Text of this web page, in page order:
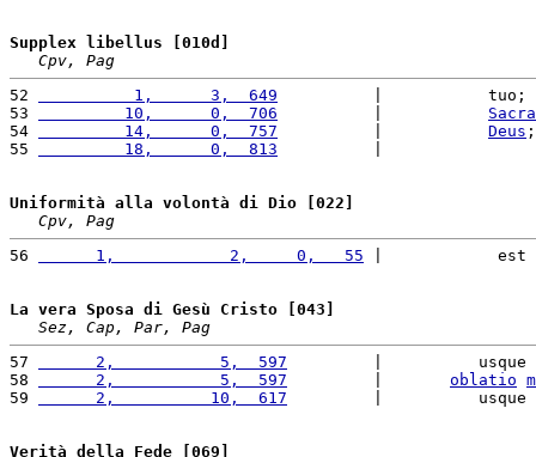
Supplex libellus [010d]
Cpv, Pag
52
          1,      3,  649
          |           tuo;
53
         10,      0,  706
54
         14,      0,  757
Deus
55
         18,      0,  813
Uniformità alla volontà di Dio [022]
Cpv, Pag
56
      1,            2,     0,   55
|            est
La vera Sposa di Gesù Cristo [043]
Sez, Cap, Par, Pag
57
      2,           5,  597
|
58
      2,           5,  597
oblatio
59
      2,          10,  617
|
Verità della Fede [069]